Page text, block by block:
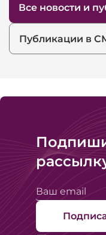
Все новости и
Публикации в